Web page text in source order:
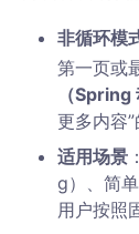
非循环模
第一页或
（Spring
更多内容”
适用场景
g）、简
用户按照